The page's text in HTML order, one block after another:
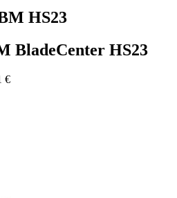
HS23
BladeCenter HS23
€